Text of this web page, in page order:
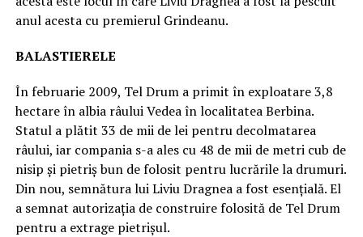
anul acesta cu premierul Grindeanu.
BALASTIERELE
În februarie 2009, Tel Drum a primit în exploatare 3,8
hectare în albia râului Vedea în localitatea Berbina.
Statul a plătit 33 de mii de lei pentru decolmatarea
râului, iar compania s-a ales cu 48 de mii de metri cub de
nisip și pietriș bun de folosit pentru lucrările la drumuri.
Din nou, semnătura lui Liviu Dragnea a fost esențială. El
a semnat autorizația de construire folosită de Tel Drum
pentru a extrage pietrișul.